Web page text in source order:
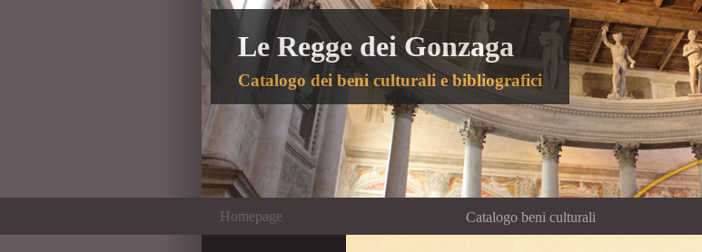
Le Regge dei Gonzaga
Catalogo dei beni culturali e bibliografici
Homepage Catalogo beni culturali